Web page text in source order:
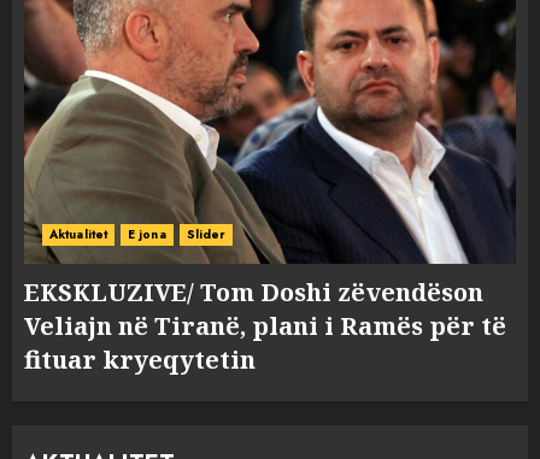
Aktualitet E jona Slider
EKSKLUZIVE/ Tom Doshi zëvendëson
Veliajn në Tiranë, plani i Ramës për të
fituar kryeqytetin